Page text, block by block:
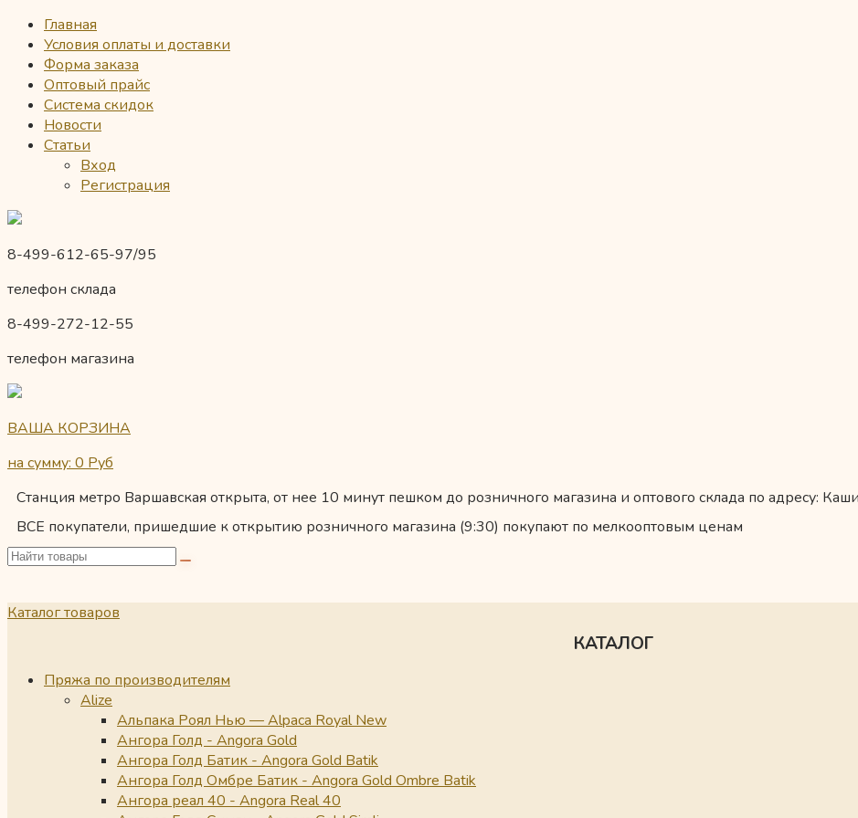
Главная
Условия оплаты и доставки
Форма заказа
Оптовый прайс
Система скидок
Новости
Статьи
Вход
Регистрация
8-499-612-65-97/95
телефон склада
8-499-272-12-55
телефон магазина
ВАША КОРЗИНА
на сумму: 0 Руб
Станция метро Варшавская открыта, от нее 10 минут пешком до розничного магазина и оптового склада по адресу:
ВСЕ покупатели, пришедшие к открытию розничного магазина (9:30) покупают по мелкооптовым ценам
Каталог товаров
КАТАЛОГ
Пряжа по производителям
Alize
Альпака Роял Нью — Alpaca Royal New
Ангора Голд - Angora Gold
Ангора Голд Батик - Angora Gold Batik
Ангора Голд Омбре Батик - Angora Gold Ombre Batik
Ангора реал 40 - Angora Real 40